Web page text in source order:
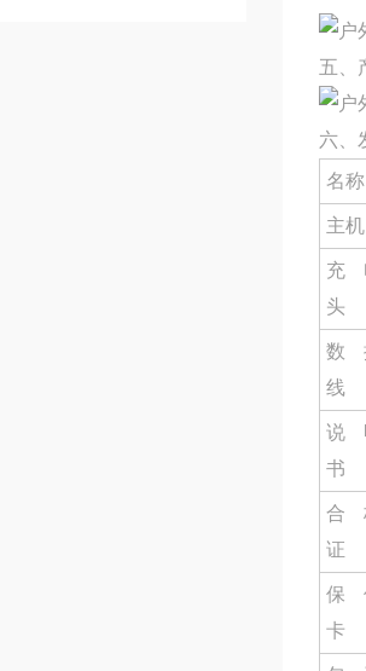
五、
六、
名称
主机
充
头
数
线
说
书
合
证
保
卡